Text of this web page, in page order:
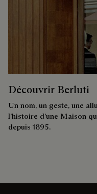
Découvrir Berluti
Un nom, un geste, une
l’histoire d’une Maison
depuis 1895.